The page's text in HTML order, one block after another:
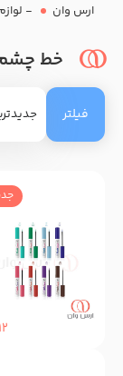
ارس وان -
خط
فیلتر
12 رنگ